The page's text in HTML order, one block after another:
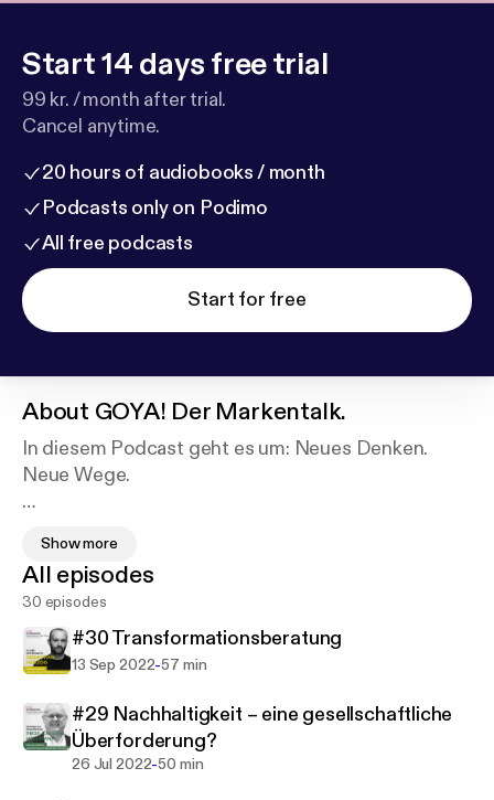
Start 14 days free trial
99 kr. / month after trial.
Cancel anytime.
20 hours of audiobooks / month
Podcasts only on Podimo
All free podcasts
Start for free
About GOYA! Der Markentalk.
In diesem Podcast geht es um: Neues Denken.
Neue Wege.
Wege gehen – so entsteht Wachstum, Wohlstand
und Leadership. Wir sprechen mit meinungsstarken
Experten aus Wirtschaft, Wissenschaft, Politik und
Kultur über deren Sicht auf Innovations-, Marken-
und Kommunikationsprozesse.
Wir fragen Menschen nach ihren persönlichen
Erfahrungen mit Veränderungsprozessen.
Wie schwierig oder leicht es für sie war, Strukturen,
Show more
All episodes
30 episodes
#30 Transformationsberatung
13 Sep 2022-57 min
#29 Nachhaltigkeit – eine gesellschaftliche
Überforderung?
26 Jul 2022-50 min